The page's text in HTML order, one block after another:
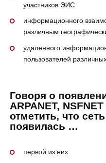
участников ЭИС
информационного
различным
удаленного
пользователей
Говоря о
ARPANET,
отметить, что
появилась …
первой из них